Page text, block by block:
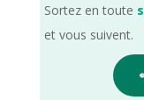
Sortez en toute
et vous suivent.